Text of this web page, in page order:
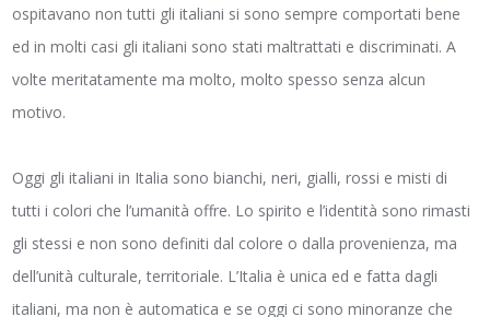
ospitavano non tutti gli italiani si sono sempre comportati bene
ed in molti casi gli italiani sono stati maltrattati e discriminati. A
volte meritatamente ma molto, molto spesso senza alcun
motivo.
Oggi gli italiani in Italia sono bianchi, neri, gialli, rossi e misti di
tutti i colori che l’umanità offre. Lo spirito e l’identità sono rimasti
gli stessi e non sono definiti dal colore o dalla provenienza, ma
dell’unità culturale, territoriale. L’Italia è unica ed e fatta dagli
italiani, ma non è automatica e se oggi ci sono minoranze che